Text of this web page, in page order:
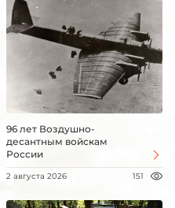
96 лет Воздушно-
десантным войскам
России
2 августа 2026 151